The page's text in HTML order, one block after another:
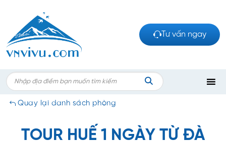
dung
Tư vấn ngay
Search
for:
Quay lại danh sách phòng
TOUR HUẾ 1 NGÀY TỪ ĐÀ